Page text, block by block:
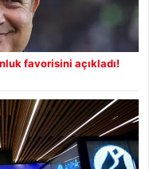
favorisini açıkladı!